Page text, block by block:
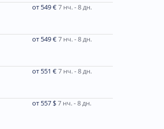
от 549 €7 нч. - 8 дн.
от 549 €7 нч. - 8 дн.
от 551 €7 нч. - 8 дн.
от 557 $7 нч. - 8 дн.